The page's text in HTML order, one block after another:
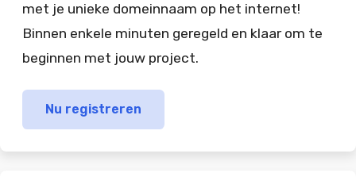
met je unieke domeinnaam op het internet!
Binnen enkele minuten geregeld en klaar om te
beginnen met jouw project.
Nu registreren